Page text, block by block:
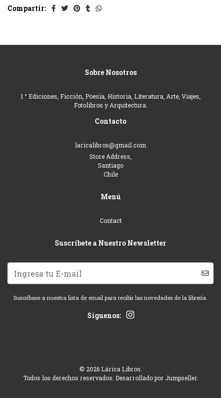
Compartir:
Sobre Nosotros
1 ° Ediciones, Ficción, Poesía, Historia, Literatura, Arte, Viajes,
Fotolibros y Arquitectura.
Contacto
laricalibros@gmail.com
Store Address,
Santiago
Chile
Menú
Contact
Suscríbete a Nuestro Newsletter
Suscríbase a nuestra lista de email para recibir las novedades de la librería.
Síguenos:
© 2026 Lárica Libros.
Todos los derechos reservados. Desarrollado por Jumpseller.